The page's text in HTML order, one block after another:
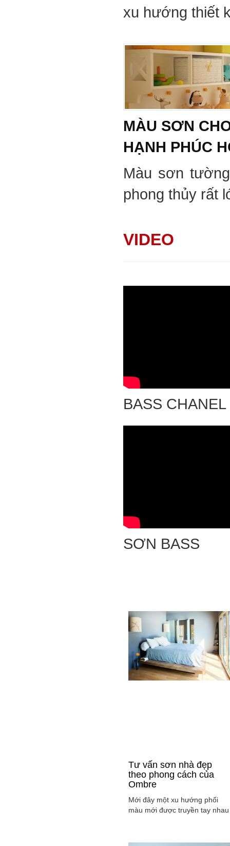
xu hướng thiết
MÀU SƠN
HẠNH PHÚC
Màu sơn
phong thủy rất
VIDEO
BASS CHANEL
SƠN BASS
Tư vấn sơn nhà đẹp
theo phong cách của
Ombre
Mới đây một xu hướng phối
màu mới được truyền tay nhau
Ombre, cách phối màu sắc tinh